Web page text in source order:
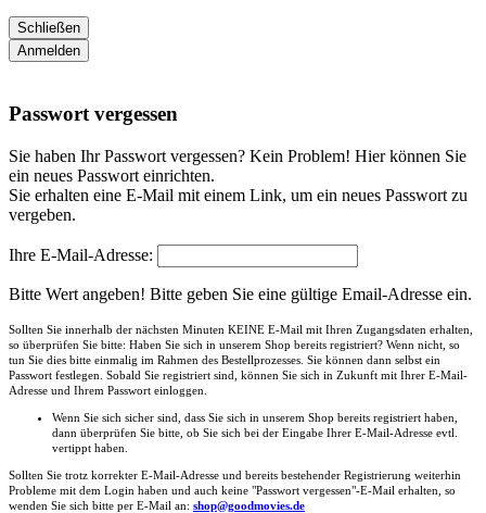
Schließen
Anmelden
Passwort vergessen
Sie haben Ihr Passwort vergessen? Kein Problem! Hier können Sie
ein neues Passwort einrichten.
Sie erhalten eine E-Mail mit einem Link, um ein neues Passwort zu
vergeben.
Ihre E-Mail-Adresse:
Bitte Wert angeben! Bitte geben Sie eine gültige Email-Adresse ein.
Sollten Sie innerhalb der nächsten Minuten KEINE E-Mail mit Ihren Zugangsdaten erhalten,
so überprüfen Sie bitte: Haben Sie sich in unserem Shop bereits registriert? Wenn nicht, so
tun Sie dies bitte einmalig im Rahmen des Bestellprozesses. Sie können dann selbst ein
Passwort festlegen. Sobald Sie registriert sind, können Sie sich in Zukunft mit Ihrer E-Mail-
Adresse und Ihrem Passwort einloggen.
Wenn Sie sich sicher sind, dass Sie sich in unserem Shop bereits registriert haben,
dann überprüfen Sie bitte, ob Sie sich bei der Eingabe Ihrer E-Mail-Adresse evtl.
vertippt haben.
Sollten Sie trotz korrekter E-Mail-Adresse und bereits bestehender Registrierung weiterhin
Probleme mit dem Login haben und auch keine "Passwort vergessen"-E-Mail erhalten, so
wenden Sie sich bitte per E-Mail an: shop@goodmovies.de